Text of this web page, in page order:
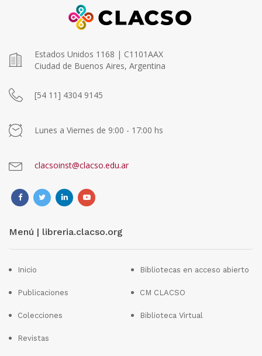
Estados Unidos 1168 | C1101AAX
Ciudad de Buenos Aires, Argentina
[54 11] 4304 9145
Lunes a Viernes de 9:00 - 17:00 hs
clacsoinst@clacso.edu.ar
Menú | libreria.clacso.org
Inicio
Publicaciones
Colecciones
Revistas
Bibliotecas en acceso abierto
CM CLACSO
Biblioteca Virtual